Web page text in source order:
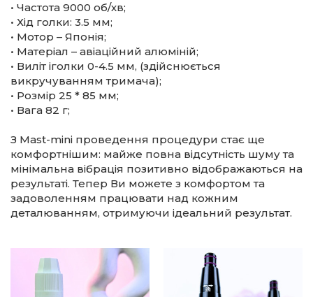
• Частота 9000 об/хв;
• Хід голки: 3.5 мм;
• Мотор – Японія;
• Матеріал – авіаційний алюміній;
• Виліт іголки 0-4.5 мм, (здійснюється
викручуванням тримача);
• Розмір 25 * 85 мм;
• Вага 82 г;
З Mast-mini проведення процедури стає ще
комфортнішим: майже повна відсутність шуму та
мінімальна вібрація позитивно відображаються на
результаті. Тепер Ви можете з комфортом та
задоволенням працювати над кожним
деталюванням, отримуючи ідеальний результат.